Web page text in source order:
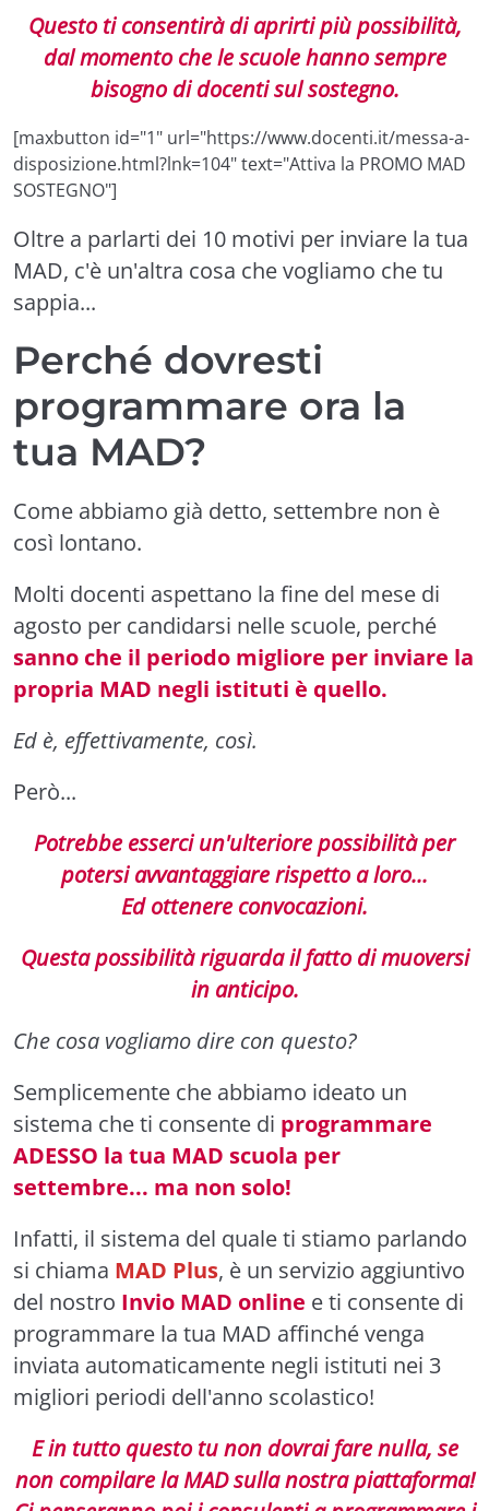
Questo ti consentirà di aprirti più possibilità,
dal momento che le scuole hanno sempre
bisogno di docenti sul sostegno.
[maxbutton id="1" url="https://www.docenti.it/messa-a-
disposizione.html?lnk=104" text="Attiva la PROMO MAD
SOSTEGNO"]
Oltre a parlarti dei 10 motivi per inviare la tua
MAD, c'è un'altra cosa che vogliamo che tu
sappia...
Perché dovresti
programmare ora la
tua MAD?
Come abbiamo già detto, settembre non è
così lontano.
Molti docenti aspettano la fine del mese di
agosto per candidarsi nelle scuole, perché
sanno che il periodo migliore per inviare la
propria MAD negli istituti è quello.
Ed è, effettivamente, così.
Però...
Potrebbe esserci un'ulteriore possibilità per
potersi avvantaggiare rispetto a loro...
Ed ottenere convocazioni.
Questa possibilità riguarda il fatto di muoversi
in anticipo.
Che cosa vogliamo dire con questo?
Semplicemente che abbiamo ideato un
sistema che ti consente di programmare
ADESSO la tua MAD scuola per
settembre... ma non solo!
Infatti, il sistema del quale ti stiamo parlando
si chiama MAD Plus, è un servizio aggiuntivo
del nostro Invio MAD online e ti consente di
programmare la tua MAD affinché venga
inviata automaticamente negli istituti nei 3
migliori periodi dell'anno scolastico!
E in tutto questo tu non dovrai fare nulla, se
non compilare la MAD sulla nostra piattaforma!